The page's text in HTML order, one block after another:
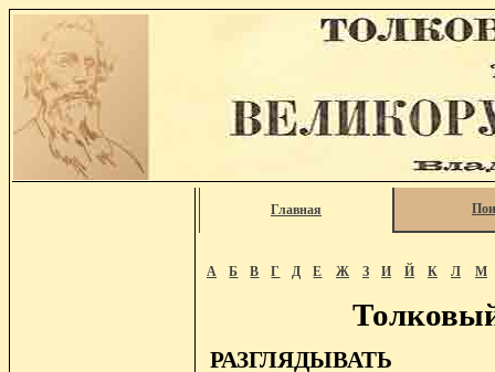
Главная
А Б В Г Д Е Ж З И Й К Л М
РАЗГЛЯДЫВАТЬ